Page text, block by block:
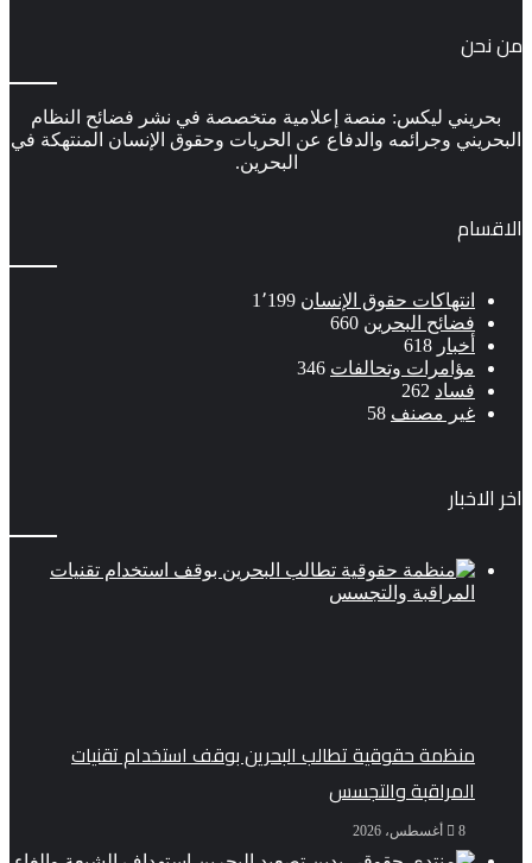
من نحن
بحريني ليكس: منصة إعلامية متخصصة في نشر فضائح النظام
البحريني وجرائمه والدفاع عن الحريات وحقوق الإنسان المنتهكة في
البحرين.
الاقسام
انتهاكات حقوق الإنسان 1٬199
فضائح البحرين 660
أخبار 618
مؤامرات وتحالفات 346
فساد 262
غير مصنف
58
اخر الاخبار
منظمة حقوقية تطالب البحرين بوقف استخدام تقنيات
المراقبة والتجسس
8 أغسطس، 2026